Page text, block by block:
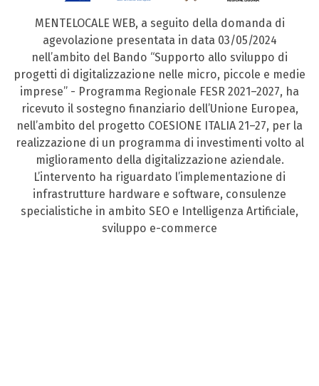
MENTELOCALE WEB, a seguito della domanda di
agevolazione presentata in data 03/05/2024
nell’ambito del Bando “Supporto allo sviluppo di
progetti di digitalizzazione nelle micro, piccole e medie
imprese” - Programma Regionale FESR 2021–2027, ha
ricevuto il sostegno finanziario dell’Unione Europea,
nell’ambito del progetto COESIONE ITALIA 21–27, per la
realizzazione di un programma di investimenti volto al
miglioramento della digitalizzazione aziendale.
L’intervento ha riguardato l’implementazione di
infrastrutture hardware e software, consulenze
specialistiche in ambito SEO e Intelligenza Artificiale,
sviluppo e-commerce